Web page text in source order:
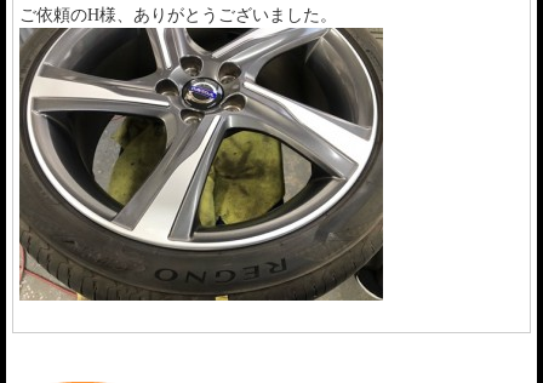
ご依頼のH様、ありがとうございました。